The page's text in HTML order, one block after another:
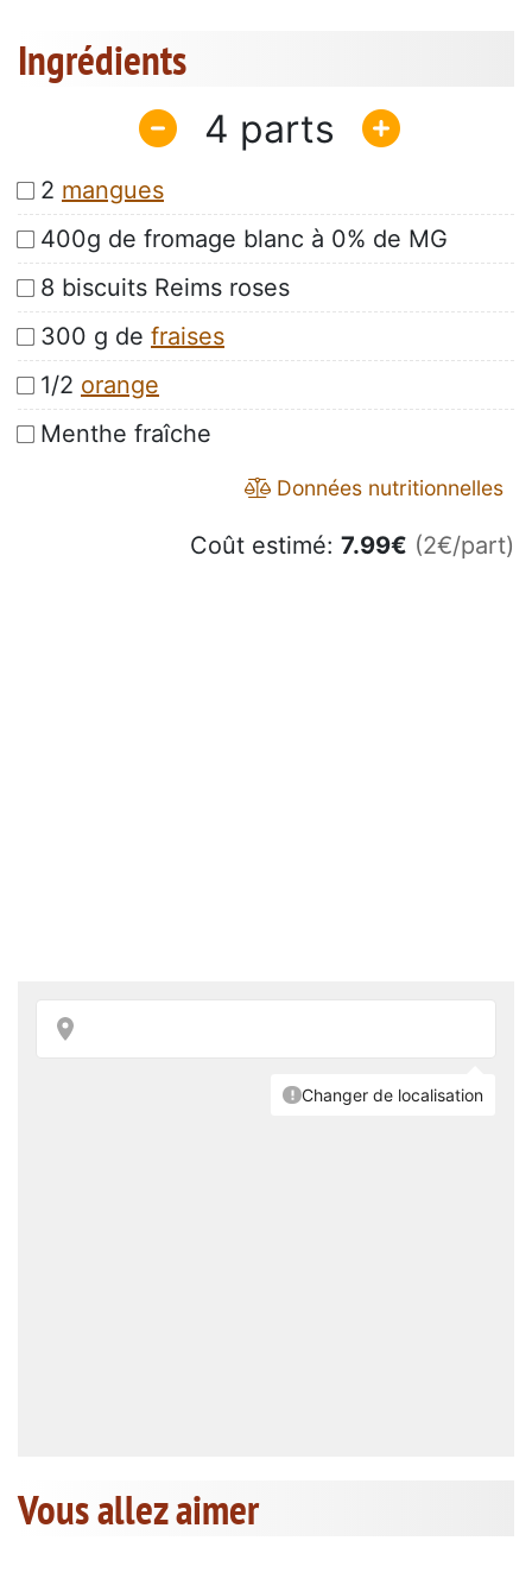
Ingrédients
4
2 mangues
400g de fromage blanc à 0% de MG
8 biscuits Reims roses
300 g de fraises
1/2 orange
Menthe fraîche
Données nutritionnelles
Coût estimé: 7.99€ (2€/part)
Vous allez aimer